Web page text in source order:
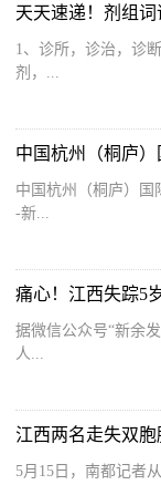
天天速递！剂组
1、诊所，诊治，诊
剂，...
中国杭州（桐庐）国
-新...
据微信公众号“新余
人...
5月15日，南都记者